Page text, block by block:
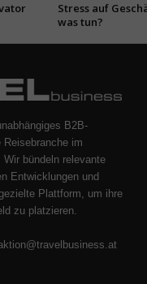
Stress auf
was tun?
B2B-
im
bündeln relevante
Entwicklungen und
Plattform, um ihre
zu platzieren.